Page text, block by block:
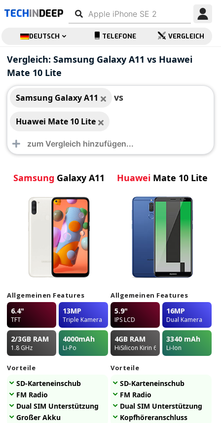
TECHINDEEP
DEUTSCH TELEFONE VERGLEICH
Vergleich: Samsung Galaxy A11 vs Huawei
Mate 10 Lite
Samsung Galaxy A11 vs
Huawei Mate 10 Lite
Samsung Galaxy A11
Samsung Galaxy A11
Allgemeinen Features
6.4"
TFT
13MP
Triple Kamera
2/3GB RAM
1.8 GHz
4000mAh
Li-Po
Vorteile
SD-Karteneinschub
FM Radio
Dual SIM Unterstützung
Großer Akku
Huawei Mate 10 Lite
Huawei Mate 10 Lite
Allgemeinen Features
5.9"
IPS LCD
16MP
Dual Kamera
4GB RAM
HiSilicon Kirin 659
3340 mAh
Li-Ion
Vorteile
SD-Karteneinschub
FM Radio
Dual SIM Unterstützung
Kopfhöreranschluss